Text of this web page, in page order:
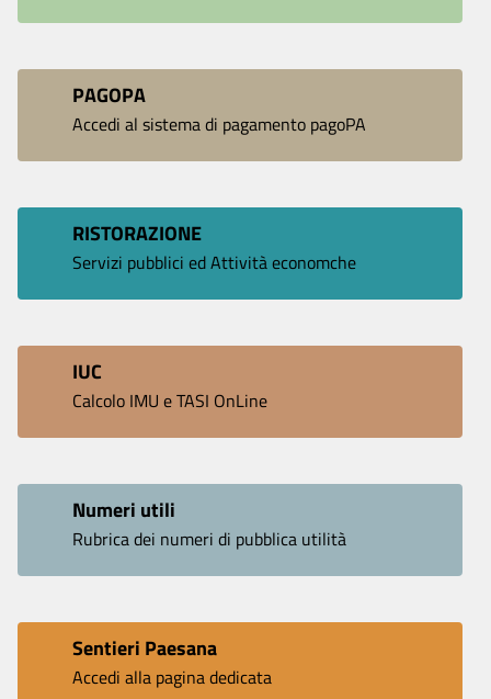
PAGOPA
Accedi al sistema di pagamento pagoPA
RISTORAZIONE
Servizi pubblici ed Attività economche
IUC
Calcolo IMU e TASI OnLine
Numeri utili
Rubrica dei numeri di pubblica utilità
Sentieri Paesana
Accedi alla pagina dedicata